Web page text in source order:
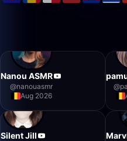
Nanou ASMR
@nanouasmr
Aug 2026
@
Silent Jill